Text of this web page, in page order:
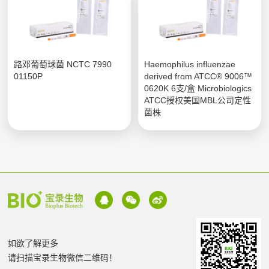
路邓葡萄球菌 NCTC 7990
01150P
Haemophilus influenzae
derived from ATCC® 9006™
0620K 6支/盒 Microbiologics
ATCC授权美国MBL公司定性
菌株
如欲了解更多
请扫描宝录生物微信二维码！